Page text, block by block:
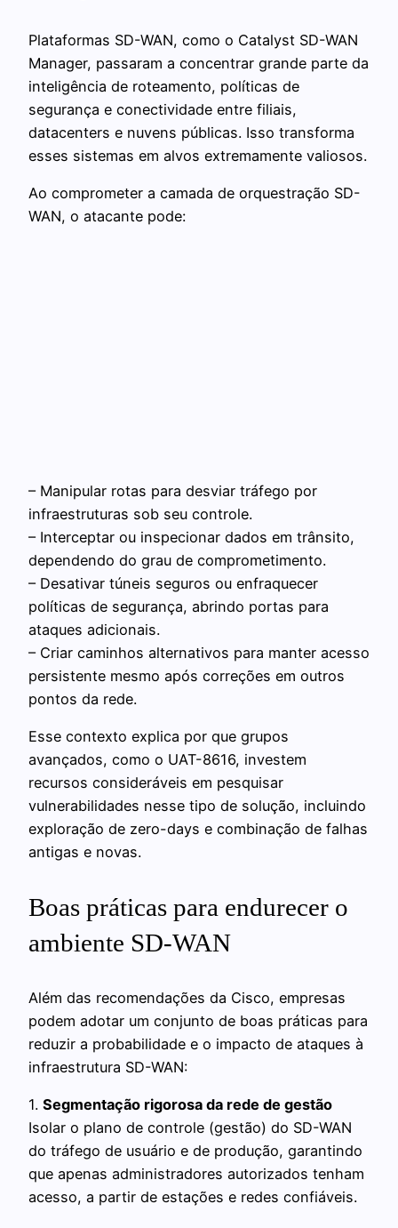
Plataformas SD-WAN, como o Catalyst SD-WAN
Manager, passaram a concentrar grande parte da
inteligência de roteamento, políticas de
segurança e conectividade entre filiais,
datacenters e nuvens públicas. Isso transforma
esses sistemas em alvos extremamente valiosos.
Ao comprometer a camada de orquestração SD-
WAN, o atacante pode:
– Manipular rotas para desviar tráfego por
infraestruturas sob seu controle.
– Interceptar ou inspecionar dados em trânsito,
dependendo do grau de comprometimento.
– Desativar túneis seguros ou enfraquecer
políticas de segurança, abrindo portas para
ataques adicionais.
– Criar caminhos alternativos para manter acesso
persistente mesmo após correções em outros
pontos da rede.
Esse contexto explica por que grupos
avançados, como o UAT-8616, investem
recursos consideráveis em pesquisar
vulnerabilidades nesse tipo de solução, incluindo
exploração de zero-days e combinação de falhas
antigas e novas.
Boas práticas para endurecer o
ambiente SD-WAN
Além das recomendações da Cisco, empresas
podem adotar um conjunto de boas práticas para
reduzir a probabilidade e o impacto de ataques à
infraestrutura SD-WAN:
1. Segmentação rigorosa da rede de gestão
Isolar o plano de controle (gestão) do SD-WAN
do tráfego de usuário e de produção, garantindo
que apenas administradores autorizados tenham
acesso, a partir de estações e redes confiáveis.